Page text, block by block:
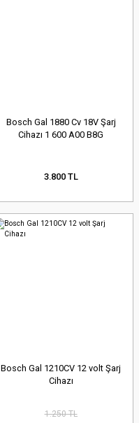
Bosch Gal 1880 Cv 18V Şarj
Cihazı 1 600 A00 B8G
3.800 TL
Bosch Gal 1210CV 12 volt Şarj
Cihazı
1.250 TL